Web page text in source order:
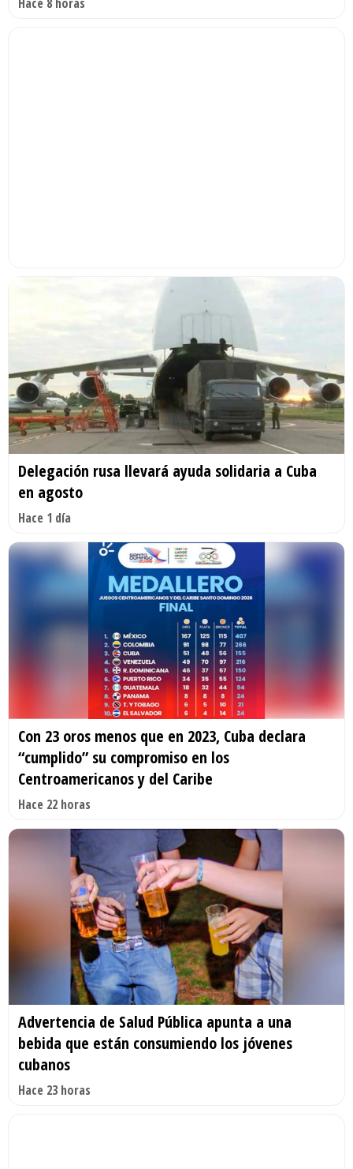
Delegación rusa llevará ayuda solidaria a Cuba
en agosto
Hace 1 día
Con 23 oros menos que en 2023, Cuba declara
“cumplido” su compromiso en los
Centroamericanos y del Caribe
Hace 22 horas
Advertencia de Salud Pública apunta a una
bebida que están consumiendo los jóvenes
cubanos
Hace 23 horas